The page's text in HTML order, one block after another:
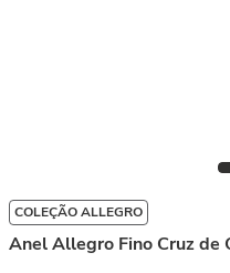
COLEÇÃO ALLEGRO
Anel Allegro Fino Cruz de